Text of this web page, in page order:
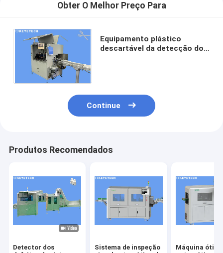
Obter O Melhor Preço Para
Equipamento plástico
descartável da detecção do
Continue
Produtos Recomendados
Detector dos
Sistema de inspeção
Máquina ótica